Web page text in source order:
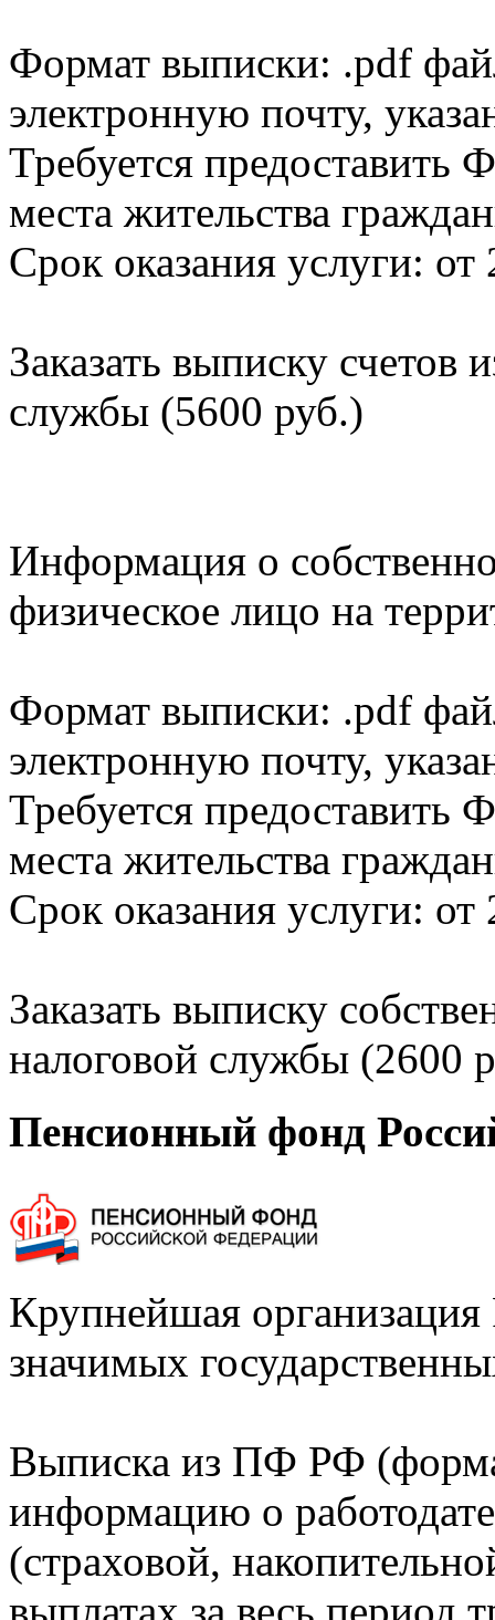
Формат выписки: .pdf
электронную почту,
Требуется
места жительства
Срок оказания услуги: от
Заказать выписку счетов
службы (5600 руб.)
Информация о
физическое лицо на
Формат выписки: .pdf
электронную почту,
Требуется
места жительства
Срок оказания услуги: от
Заказать выписку
налоговой службы (2600
Пенсионный фонд
Крупнейшая
значимых
Выписка из ПФ РФ
информацию о
(страховой,
выплатах за весь период